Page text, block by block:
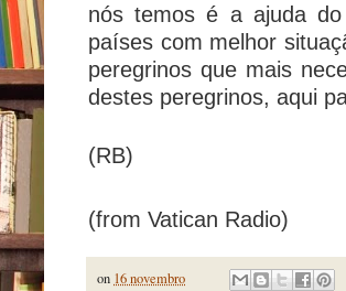
nós temos é a ajuda do
países com melhor
peregrinos que mais
destes peregrinos, aqui
(RB)
(from Vatican Radio)
on 16 novembro